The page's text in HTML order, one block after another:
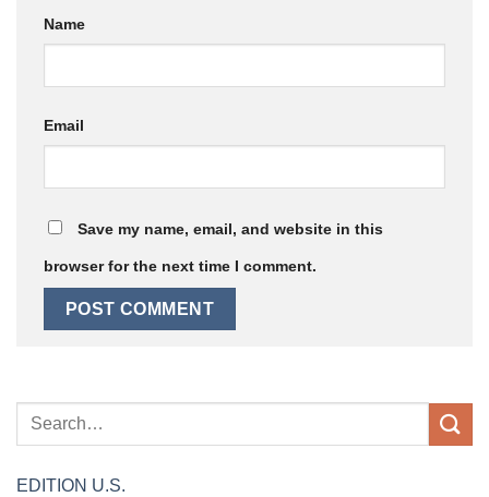
Name
Email
Save my name, email, and website in this
browser for the next time I comment.
EDITION U.S.